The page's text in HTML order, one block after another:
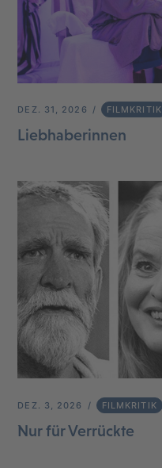
DEZ. 31, 2026 FILMKRITIK
Liebhaberinnen
DEZ. 3, 2026 FILMKRITIK
Nur für Verrückte